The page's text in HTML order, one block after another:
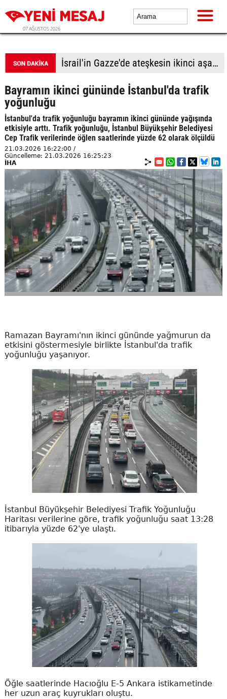
07 AĞUSTOS 2026
Türk lirası kıskaçta
Bayramın ikinci gününde İstanbul'da trafik
yoğunluğu
İstanbul'da trafik yoğunluğu bayramın ikinci gününde yağışında
etkisiyle arttı. Trafik yoğunluğu, İstanbul Büyükşehir Belediyesi
Cep Trafik verilerinde öğlen saatlerinde yüzde 62 olarak ölçüldü
21.03.2026 16:22:00 /
Güncelleme: 21.03.2026 16:25:23
İHA
Ramazan Bayramı'nın ikinci gününde yağmurun da
etkisini göstermesiyle birlikte İstanbul'da trafik
yoğunluğu yaşanıyor.
İstanbul Büyükşehir Belediyesi Trafik Yoğunluğu
Haritası verilerine göre, trafik yoğunluğu saat 13:28
itibarıyla yüzde 62'ye ulaştı.
Öğle saatlerinde Hacıoğlu E-5 Ankara istikametinde
her uzun araç kuyrukları oluştu.